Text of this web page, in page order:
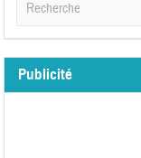
Publicité